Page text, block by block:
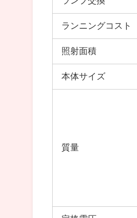
ランニングコスト
照射面積
本体サイズ
質量